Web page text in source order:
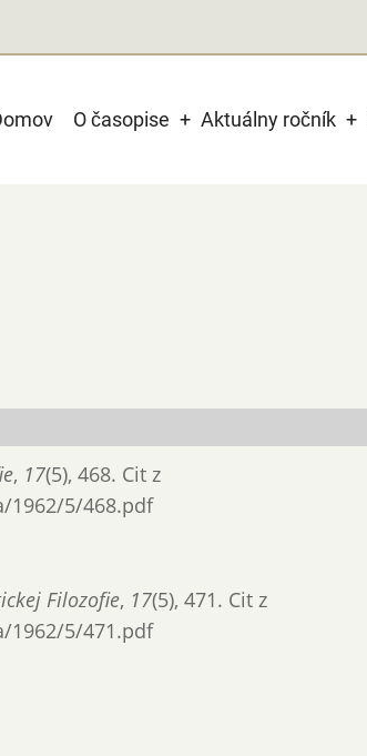
O časopise Aktuálny ročník
, 17(5), 468. Cit z
5/468.pdf
Filozofie, 17(5), 471. Cit z
5/471.pdf